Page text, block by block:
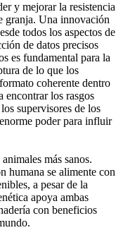
y mejorar la resistencia
granja. Una innovación
todos los aspectos de
de datos precisos
es fundamental para la
de lo que los
coherente dentro
encontrar los rasgos
supervisores de los
poder para influir
más sanos.
humana se alimente con
a pesar de la
apoya ambas
con beneficios